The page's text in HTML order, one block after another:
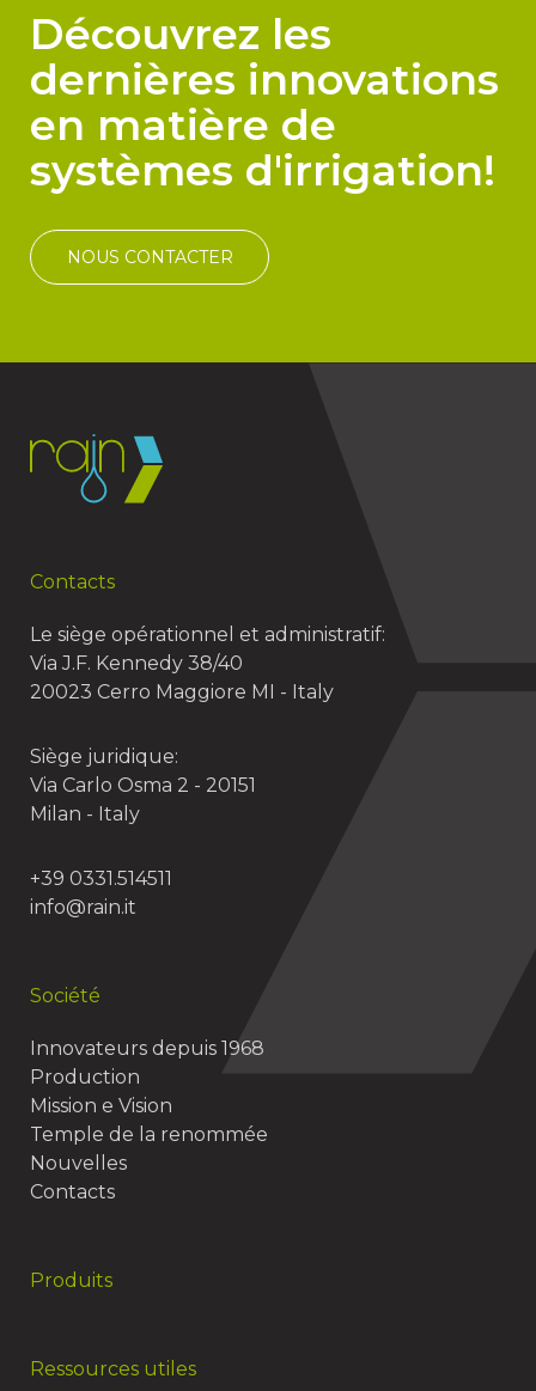
Découvrez les
dernières innovations
en matière de
systèmes d'irrigation!
NOUS CONTACTER
Contacts
Le siège opérationnel et administratif:
Via J.F. Kennedy 38/40
20023 Cerro Maggiore MI - Italy
Siège juridique:
Via Carlo Osma 2 - 20151
Milan - Italy
+39 0331.514511
info@rain.it
Société
Innovateurs depuis 1968
Production
Mission e Vision
Temple de la renommée
Nouvelles
Contacts
Produits
Ressources utiles